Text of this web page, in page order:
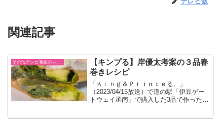
関連記事
その他テレビ番組のレシピ
【キンプる】岸優太考案の３品春
巻きレシピ
「Ｋｉｎｇ＆Ｐｒｉｎｃｅる。」
（2023/04/15放送）で道の駅「伊豆ゲー
トウェイ函南」で購入した3品で作ったア